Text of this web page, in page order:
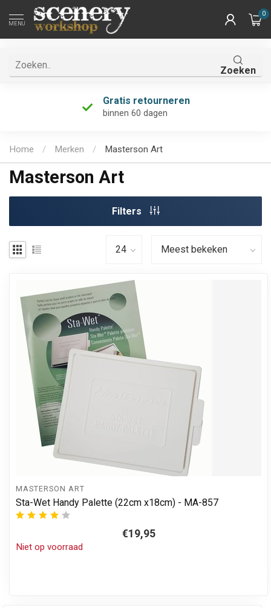
MENU
0
Zoeken
Gratis retourneren
binnen 60 dagen
Home / Merken / Masterson Art
Masterson Art
Filters
MASTERSON ART
Sta-Wet Handy Palette (22cm x18cm) - MA-857
€19,95
Niet op voorraad